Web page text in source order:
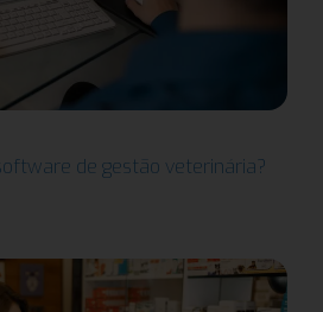
de gestão veterinária?